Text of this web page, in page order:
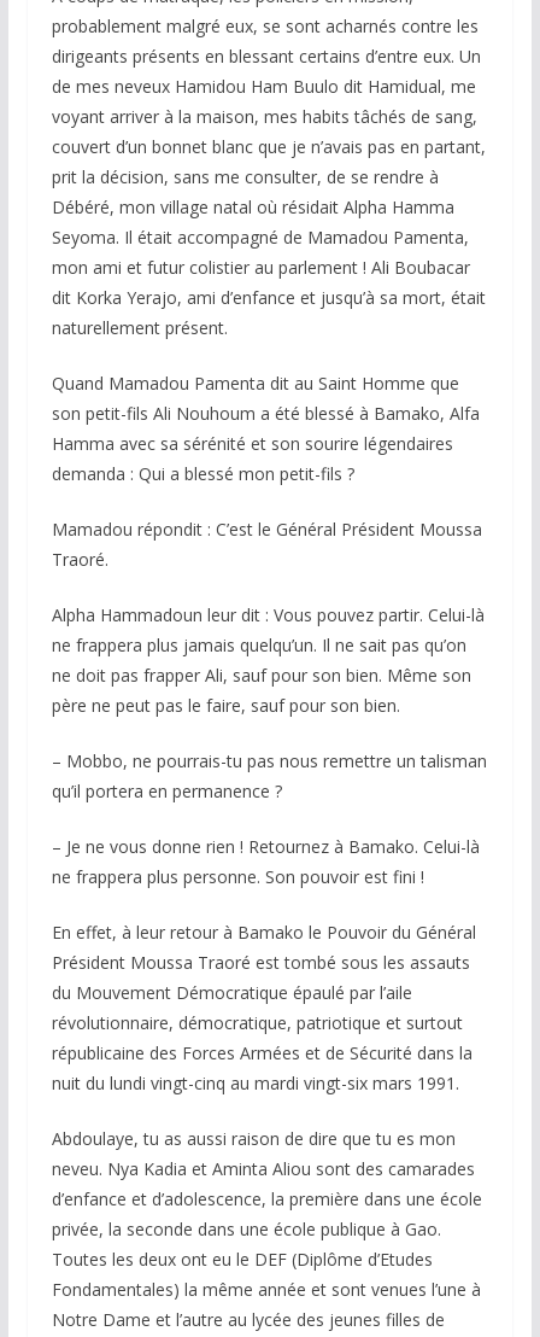
probablement malgré eux, se sont acharnés contre les
dirigeants présents en blessant certains d’entre eux. Un
de mes neveux Hamidou Ham Buulo dit Hamidual, me
voyant arriver à la maison, mes habits tâchés de sang,
couvert d’un bonnet blanc que je n’avais pas en partant,
prit la décision, sans me consulter, de se rendre à
Débéré, mon village natal où résidait Alpha Hamma
Seyoma. Il était accompagné de Mamadou Pamenta,
mon ami et futur colistier au parlement ! Ali Boubacar
dit Korka Yerajo, ami d’enfance et jusqu’à sa mort, était
naturellement présent.
Quand Mamadou Pamenta dit au Saint Homme que
son petit-fils Ali Nouhoum a été blessé à Bamako, Alfa
Hamma avec sa sérénité et son sourire légendaires
demanda : Qui a blessé mon petit-fils ?
Mamadou répondit : C’est le Général Président Moussa
Traoré.
Alpha Hammadoun leur dit : Vous pouvez partir. Celui-là
ne frappera plus jamais quelqu’un. Il ne sait pas qu’on
ne doit pas frapper Ali, sauf pour son bien. Même son
père ne peut pas le faire, sauf pour son bien.
– Mobbo, ne pourrais-tu pas nous remettre un talisman
qu’il portera en permanence ?
– Je ne vous donne rien ! Retournez à Bamako. Celui-là
ne frappera plus personne. Son pouvoir est fini !
En effet, à leur retour à Bamako le Pouvoir du Général
Président Moussa Traoré est tombé sous les assauts
du Mouvement Démocratique épaulé par l’aile
révolutionnaire, démocratique, patriotique et surtout
républicaine des Forces Armées et de Sécurité dans la
nuit du lundi vingt-cinq au mardi vingt-six mars 1991.
Abdoulaye, tu as aussi raison de dire que tu es mon
neveu. Nya Kadia et Aminta Aliou sont des camarades
d’enfance et d’adolescence, la première dans une école
privée, la seconde dans une école publique à Gao.
Toutes les deux ont eu le DEF (Diplôme d’Etudes
Fondamentales) la même année et sont venues l’une à
Notre Dame et l’autre au lycée des jeunes filles de